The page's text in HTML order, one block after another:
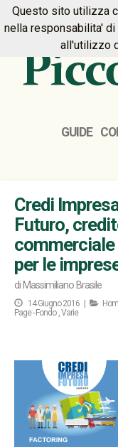
HOME
GUIDE
Credi
Futuro,
commerciale
per le
di Massimiliano Brasile
14 Giugno 2016 |
Page - Fondo ,Varie
Questo sito utilizza
nella responsabilita'
all'utilizzo